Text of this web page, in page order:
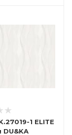
1 ELITE
1.06*10м DU&KA